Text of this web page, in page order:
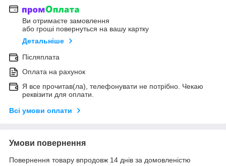
Ви отримаєте замовлення
або гроші повернуться на вашу картку
Детальніше
Післяплата
Оплата на рахунок
Я все прочитав(ла), телефонувати не потрібно. Чекаю
реквізити для оплати.
Всі умови оплати
Умови повернення
Повернення товару впродовж 14 днів за домовленістю